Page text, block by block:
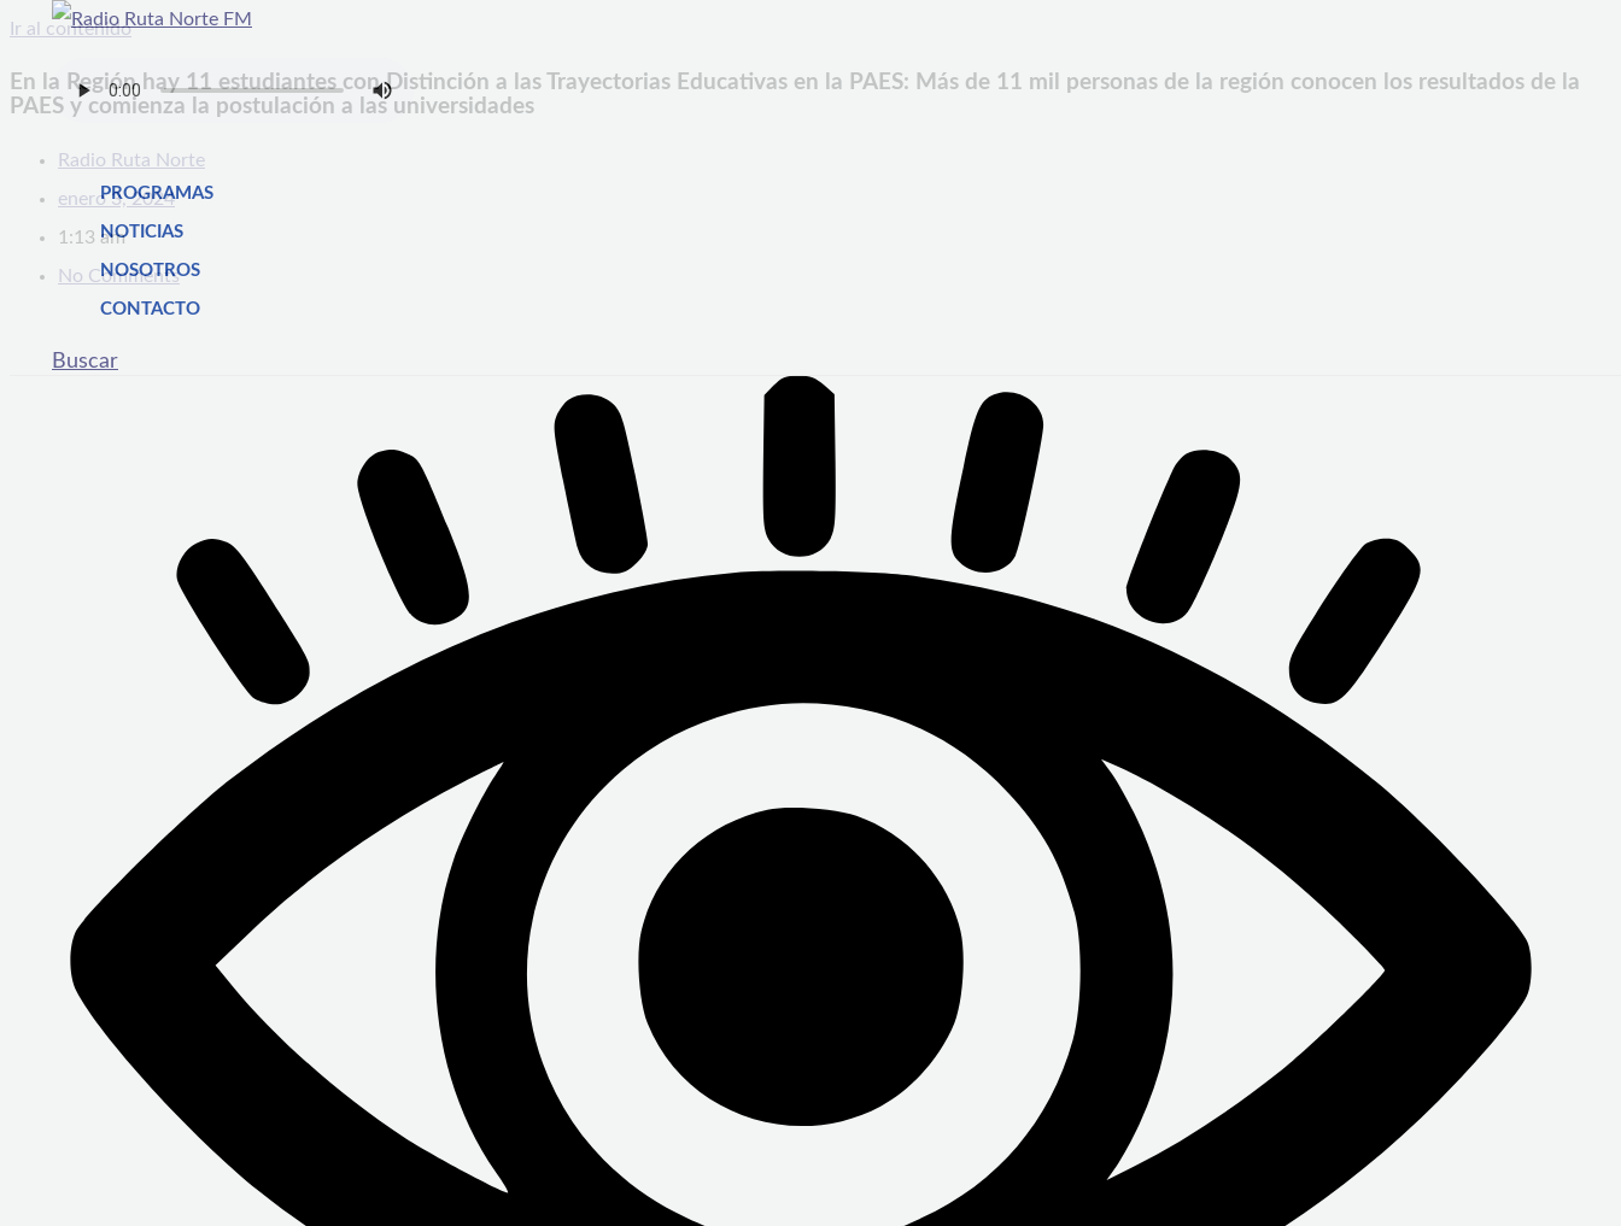
Ir al contenido
PROGRAMAS
NOTICIAS
NOSOTROS
CONTACTO
Buscar
En la Región hay 11 estudiantes con Distinción a las Trayectorias Educativas en la PAES: Más de 11 mil personas de la región conocen los resultados de la
PAES y comienza la postulación a las universidades
Radio Ruta Norte
enero 3, 2024
1:13 am
No Comments